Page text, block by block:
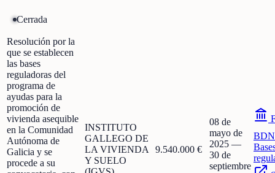
Cerrada
Resolución por la
que se establecen
las bases
reguladoras del
programa de
ayudas para la
promoción de
vivienda asequible
en la Comunidad
Autónoma de
Galicia y se
procede a su
INSTITUTO
GALLEGO DE
LA VIVIENDA
Y SUELO
9.540.000 €
08 de
mayo de
2025 —
30 de
septiembre